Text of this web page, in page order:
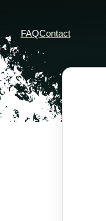
FAQContact